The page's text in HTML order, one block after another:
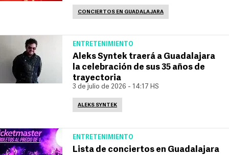
CONCIERTOS EN GUADALAJARA
ENTRETENIMIENTO
Aleks Syntek traerá a Guadalajara
la celebración de sus 35 años de
trayectoria
3 de julio de 2026 - 14:17 HS
ALEKS SYNTEK
ENTRETENIMIENTO
Lista de conciertos en Guadalajara